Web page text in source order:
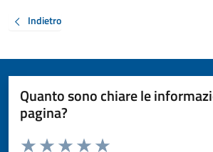
Indietro
Quanto sono chiare le
pagina?
Valuta da 1 a 5 stelle la pagina